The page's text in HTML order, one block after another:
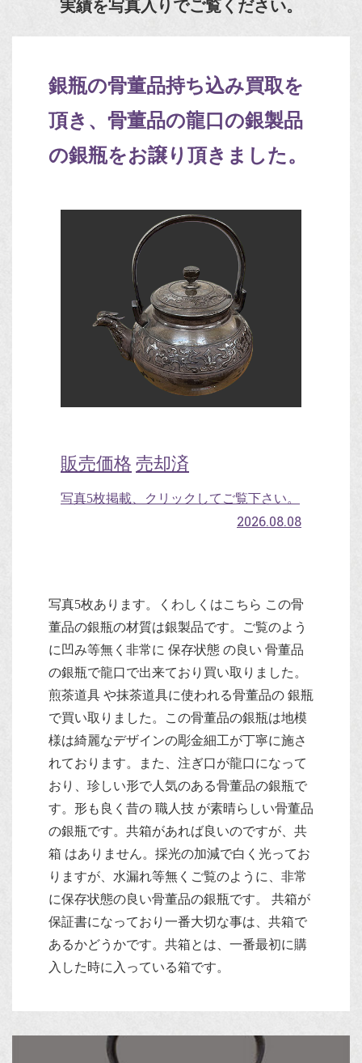
実績を写真入りでご覧ください。
銀瓶の骨董品持ち込み買取を
頂き、骨董品の龍口の銀製品
の銀瓶をお譲り頂きました。
販売価格 売却済
写真5枚掲載、クリックしてご覧下さい。
2026.08.08
写真5枚あります。くわしくはこちら この骨
董品の銀瓶の材質は銀製品です。ご覧のよう
に凹み等無く非常に 保存状態 の良い 骨董品
の銀瓶で龍口で出来ており買い取りました。
煎茶道具 や抹茶道具に使われる骨董品の 銀瓶
で買い取りました。この骨董品の銀瓶は地模
様は綺麗なデザインの彫金細工が丁寧に施さ
れております。また、注ぎ口が龍口になって
おり、珍しい形で人気のある骨董品の銀瓶で
す。形も良く昔の 職人技 が素晴らしい骨董品
の銀瓶です。共箱があれば良いのですが、共
箱 はありません。採光の加減で白く光ってお
りますが、水漏れ等無くご覧のように、非常
に保存状態の良い骨董品の銀瓶です。 共箱が
保証書になっており一番大切な事は、共箱で
あるかどうかです。共箱とは、一番最初に購
入した時に入っている箱です。